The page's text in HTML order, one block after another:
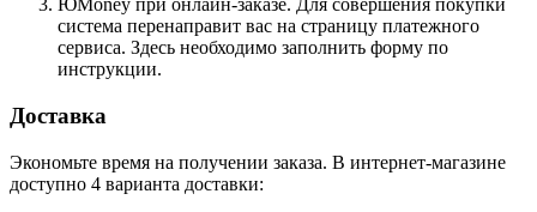
ЮMoney при онлайн-заказе. Для совершения покупки
система перенаправит вас на страницу платежного
сервиса. Здесь необходимо заполнить форму по
инструкции.
Доставка
Экономьте время на получении заказа. В интернет-магазине
доступно 4 варианта доставки: